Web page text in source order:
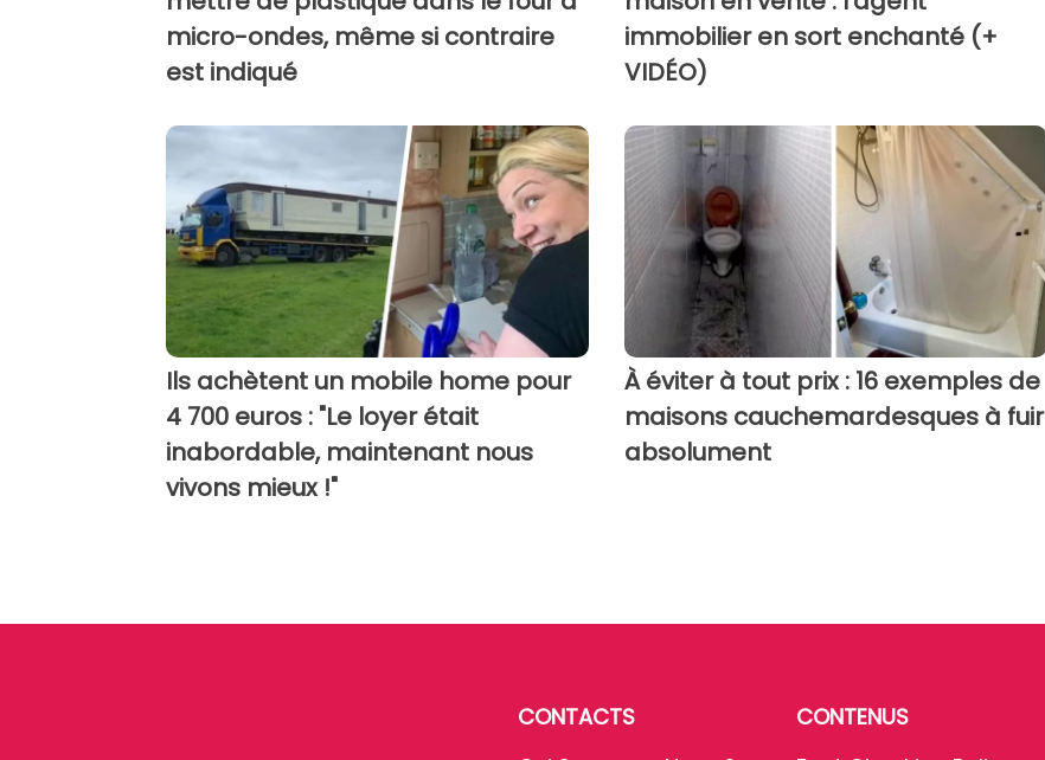
micro-ondes, même si contraire
est indiqué
immobilier en sort enchanté (+
VIDÉO)
Ils achètent un mobile home pour
4 700 euros : "Le loyer était
inabordable, maintenant nous
vivons mieux !"
À éviter à tout prix : 16 exemples de
maisons cauchemardesques à fuir
absolument
CONTACTS
CONTENUS